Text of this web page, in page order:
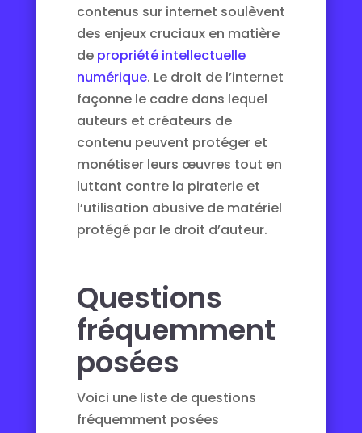
contenus sur internet soulèvent
des enjeux cruciaux en matière
de propriété intellectuelle
numérique. Le droit de l’internet
façonne le cadre dans lequel
auteurs et créateurs de
contenu peuvent protéger et
monétiser leurs œuvres tout en
luttant contre la piraterie et
l’utilisation abusive de matériel
protégé par le droit d’auteur.
Questions
fréquemment
posées
Voici une liste de questions
fréquemment posées